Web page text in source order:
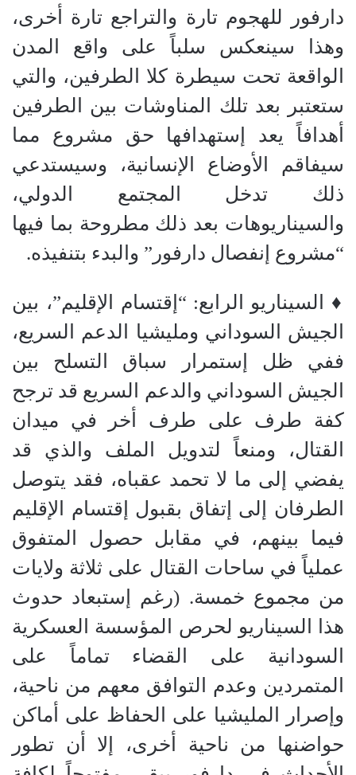
دارفور للهجوم تارة والتراجع تارة أخرى،
وهذا سينعكس سلباً على واقع المدن
الواقعة تحت سيطرة كلا الطرفين، والتي
ستعتبر بعد تلك المناوشات بين الطرفين
أهدافاً يعد إستهدافها حق مشروع مما
سيفاقم الأوضاع الإنسانية، وسيستدعي
ذلك تدخل المجتمع الدولي،
والسيناريوهات بعد ذلك مطروحة بما فيها
“مشروع إنفصال دارفور” والبدء بتنفيذه.
‏♦ السيناريو الرابع: “إقتسام الإقليم”، بين
الجيش السوداني ومليشيا الدعم السريع،
ففي ظل إستمرار سباق التسلح بين
الجيش السوداني والدعم السريع قد ترجح
كفة طرف على طرف أخر في ميدان
القتال، ومنعاً لتدويل الملف والذي قد
يفضي إلى ما لا تحمد عقباه، فقد يتوصل
الطرفان إلى إتفاق بقبول إقتسام الإقليم
فيما بينهم، في مقابل حصول المتفوق
عملياً في ساحات القتال على ثلاثة ولايات
من مجموع خمسة. (رغم إستبعاد حدوث
هذا السيناريو لحرص المؤسسة العسكرية
السودانية على القضاء تماماً على
المتمردين وعدم التوافق معهم من ناحية،
وإصرار المليشيا على الحفاظ على أماكن
حواضنها من ناحية أخرى، إلا أن تطور